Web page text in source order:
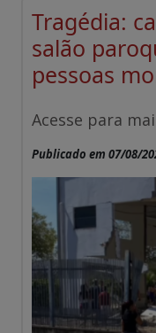
Tragédia:
salão
pessoas
Acesse para
Publicado em 07/08/